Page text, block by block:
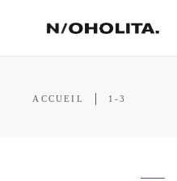
ACCUEIL 1-3